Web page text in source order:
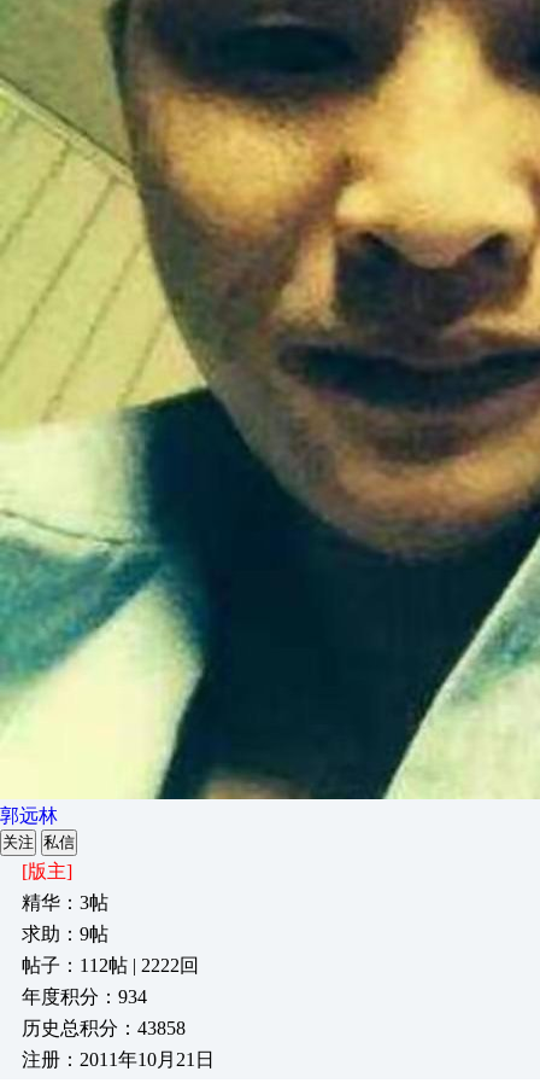
郭远林
关注 私信
[版主]
精华：3帖
求助：9帖
帖子：112帖 | 2222回
年度积分：934
历史总积分：43858
注册：2011年10月21日